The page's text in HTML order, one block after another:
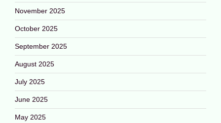
November 2025
October 2025
September 2025
August 2025
July 2025
June 2025
May 2025